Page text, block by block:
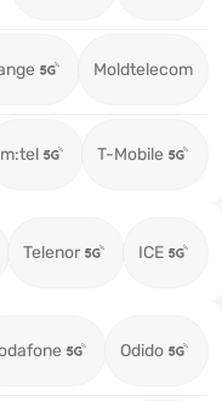
Moldtelecom
m:tel T-Mobile
Telenor ICE
Odido